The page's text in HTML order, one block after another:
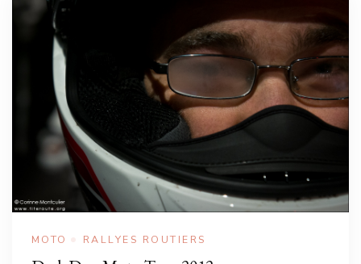
MOTO RALLYES ROUTIERS